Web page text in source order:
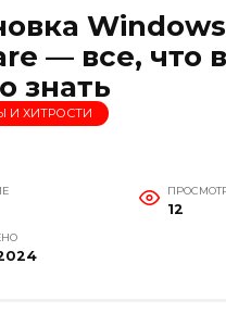
Windows
— все, что
знать
И ХИТРОСТИ
12